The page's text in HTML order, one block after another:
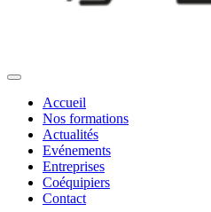
Accueil
Nos formations
Actualités
Evénements
Entreprises
Coéquipiers
Contact